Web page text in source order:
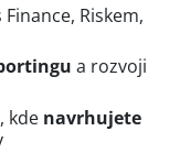
Riskem,
a rozvoji
kde navrhujete